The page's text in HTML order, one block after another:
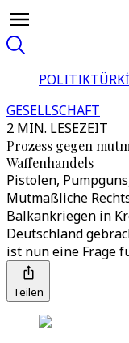
POLITIK
GESELLSCHAFT
2 MIN. LESEZEIT
Prozess gegen
Waffenhandels
Pistolen,
Mutmaßliche
Balkankriegen in
Deutschland
ist nun eine Frage
Teilen